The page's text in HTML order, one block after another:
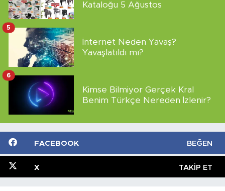
Kataloğu 5 Ağustos
İnternet Neden Yavaş?
Yavaşlatıldı mı?
5
Kimse Bilmiyor Gerçek Kral
Benim Türkçe Nereden İzlenir?
6
FACEBOOK BEĞEN
X TAKIP ET